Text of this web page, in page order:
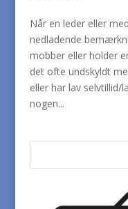
Når en leder eller
nedladende
mobber eller holder
det ofte undskyldt
eller har lav
nogen...